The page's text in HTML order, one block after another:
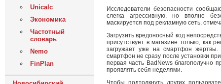
Unicalc
Экономика
Частотный
словарь
Nemo
FinPlan
Исследователи безопасности
слегка агрессивную, но вполне
маскируется под рекламную сеть,
Загрузить вредоносный код
присутствует в магазине только, как
загружает уже на смартфон жертвы.
смартфон не сразу после установки
первая часть BadNews благополучно
проявлять себя неделями.
Чтобы подтолкнуть других